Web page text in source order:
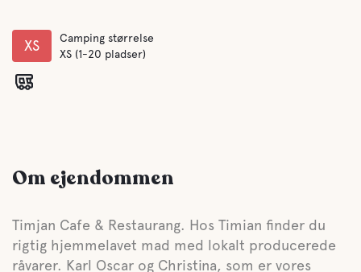
XS
Camping størrelse
XS (1-20 pladser)
Om ejendommen
Timjan Cafe & Restaurang. Hos Timian finder du
rigtig hjemmelavet mad med lokalt producerede
råvarer. Karl Oscar og Christina, som er vores